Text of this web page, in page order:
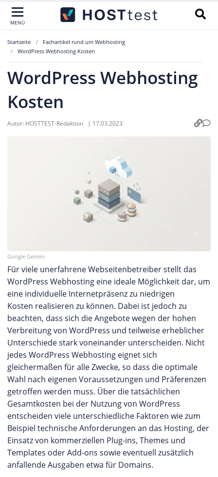
MENÜ
Startseite
Fachartikel rund um Webhosting
WordPress Webhosting Kosten
WordPress Webhosting
Kosten
Autor: HOSTTEST-Redaktion | 17.03.2023
Google Gemini
Für viele unerfahrene Webseitenbetreiber stellt das
WordPress Webhosting eine ideale Möglichkeit dar, um
eine individuelle Internetpräsenz zu niedrigen
Kosten realisieren zu können. Dabei ist jedoch zu
beachten, dass sich die Angebote wegen der hohen
Verbreitung von WordPress und teilweise erheblicher
Unterschiede stark voneinander unterscheiden. Nicht
jedes WordPress Webhosting eignet sich
gleichermaßen für alle Zwecke, so dass die optimale
Wahl nach eigenen Voraussetzungen und Präferenzen
getroffen werden muss. Über die tatsächlichen
Gesamtkosten bei der Nutzung von WordPress
entscheiden viele unterschiedliche Faktoren wie zum
Beispiel technische Anforderungen an das Hosting, der
Einsatz von kommerziellen Plug-ins, Themes und
Templates oder Add-ons sowie eventuell zusätzlich
anfallende Ausgaben etwa für Domains.